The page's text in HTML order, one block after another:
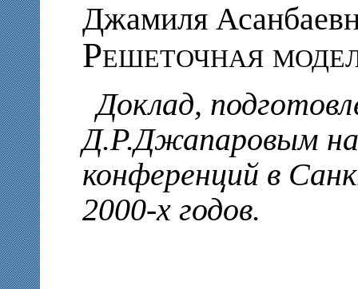
Джамиля
Решеточная
Доклад,
Д.Р.Джапаровым на
конференций в
2000-х годов.